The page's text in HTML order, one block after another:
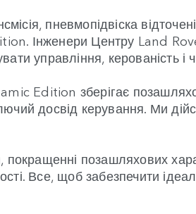
пневмопідвіска
Інженери Центру Land
управління, керованість і
Edition зберігає
досвід керування. Ми
позашляхових
Все, щоб забезпечити